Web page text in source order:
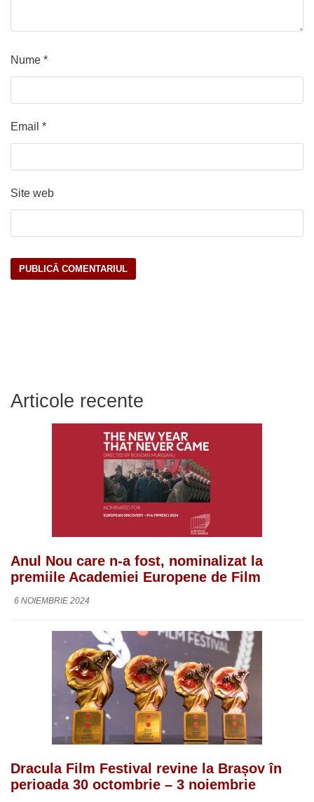
Nume *
Email *
Site web
Articole recente
Anul Nou care n-a fost, nominalizat la
premiile Academiei Europene de Film
6 NOIEMBRIE 2024
Dracula Film Festival revine la Brașov în
perioada 30 octombrie – 3 noiembrie